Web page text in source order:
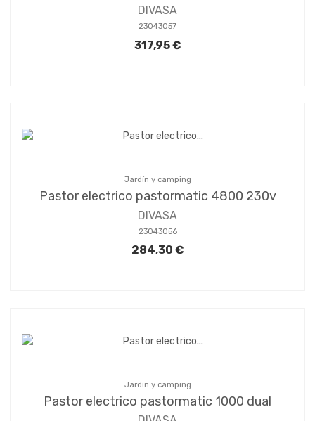
DIVASA
23043057
317,95 €
Jardín y camping
Pastor electrico pastormatic 4800 230v
DIVASA
23043056
284,30 €
Jardín y camping
Pastor electrico pastormatic 1000 dual